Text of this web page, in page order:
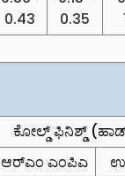
0.43
0.35
ಕೋಲ್ಡ್ ಫಿನಿಶ್ಡ್
ಆರ್‌ಎಂ ಎಂಪಿಎ